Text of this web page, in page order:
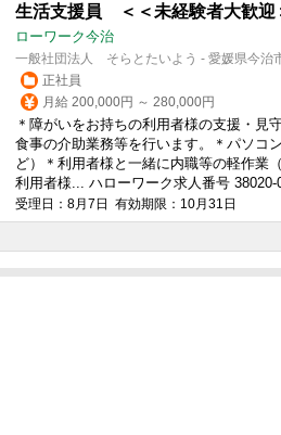
生活支援員 ＜＜未経験者大歓
ローワーク今治
一般社団法人 そらとたいよう - 愛媛県今治
正社員
月給 200,000円 ～ 280,000円
＊障がいをお持ちの利用者様の支援・見
食事の介助業務等を行います。＊パソコ
ど）＊利用者様と一緒に内職等の軽作業
利用者様... ハローワーク求人番号 38020-
受理日：8月7日 有効期限：10月31日